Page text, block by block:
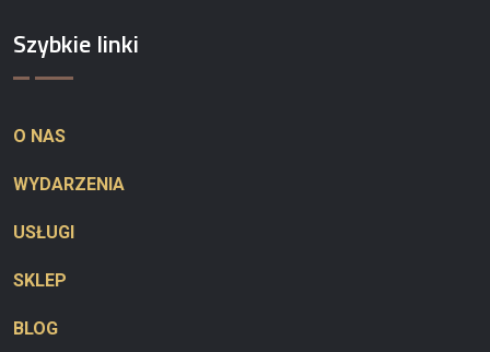
Szybkie linki
O NAS
WYDARZENIA
USŁUGI
SKLEP
BLOG